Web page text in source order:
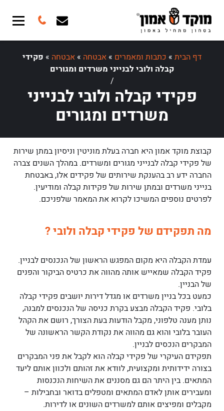
דף הבית » כתבות ומאמרים » אבטחה » אבטחה » פקידי
קבלה ולובי לבנייני משרדים ומגורים
/
פקידי קבלה ולובי לבנייני
משרדים ומגורים
קבוצת מוקד אמון היא חברה בעלת מוניטין וניסיון במתן שירות
של פקידי קבלה לבנייני מגורים ומשרדים. במהלך השנים צברה
החברה ידע רב בהענקת שירותים של פקידים אלו, באבטחת
בנייני משרדים ובמתן שירות של פקידות קבלה ומודיעין.
לפרטים נוספים המשיכו לקרוא את המאמר שלפניכם.
מה תפקידם של פקידי קבלה ולובי ?
עמדת הקבלה היא מקום המפגש הראשון של הנכנסים לבניין.
פקיד הקבלה שמאייש אותה מהווה את כרטיס הביקור והפנים
של הבניין.
כמעט בכל בניין משרדים או מגדל דירות יושבים פקידי קבלה
בלובי. פקיד הקבלה מבצע בקרת כניסה של הנכנסים למבנה,
נותן מענה טלפוני, מקבל הודעות בעת הצורך, רושם את הקהל
העובר בלובי והוא גם מהווה את נקודת הקשר הראשונה של
המבקרים הנכסים לבניין.
תפקידם העיקרי של פקידי קבלה הוא לקבל את פני המבקרים
בצורה ידידותית ומקצועית, לוודא את זהותם ולכוון אותם ליעד
המתאים. בין היתר הם גם מסננים את השיחות הנכנסות
ומעבירים אותן לאדם המתאים ומטפלים בדואר ובחבילות –
מקבלים ומפיצים אותם למשרדים השונים או לדירות.